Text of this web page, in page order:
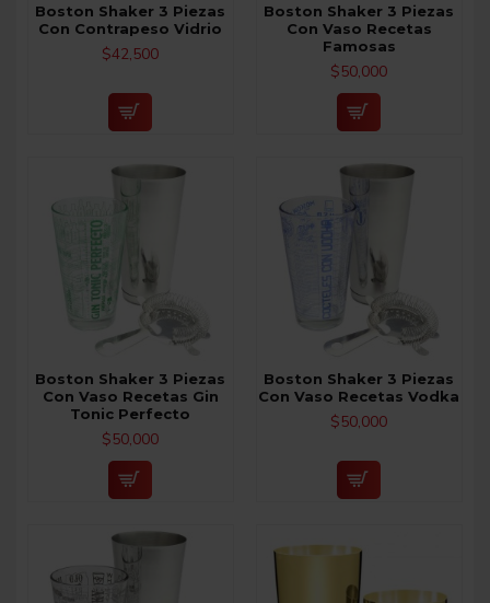
Boston Shaker 3 Piezas
Con Contrapeso Vidrio
$42,500
Boston Shaker 3 Piezas
Con Vaso Recetas
Famosas
$50,000
Boston Shaker 3 Piezas
Con Vaso Recetas Gin
Tonic Perfecto
$50,000
Boston Shaker 3 Piezas
Con Vaso Recetas Vodka
$50,000